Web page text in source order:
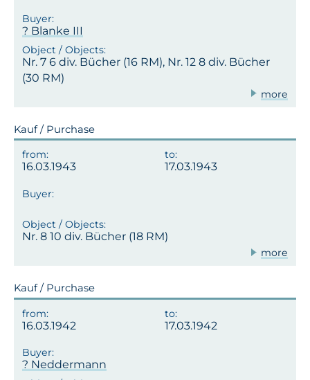
? Blanke III
Nr. 7 6 div. Bücher (16 RM), Nr. 12 8 div. Bücher
(30 RM)
more
Kauf / Purchase
16.03.1943 17.03.1943
Nr. 8 10 div. Bücher (18 RM)
more
Kauf / Purchase
16.03.1942 17.03.1942
? Neddermann